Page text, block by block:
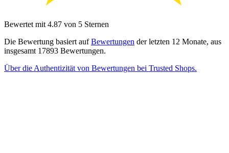
Bewertet mit 4.87 von 5 Sternen
Die Bewertung basiert aufBewertungen der letzten 12 Monate, aus
insgesamt 17893 Bewertungen.
Über die Authentizität von Bewertungen bei Trusted Shops.